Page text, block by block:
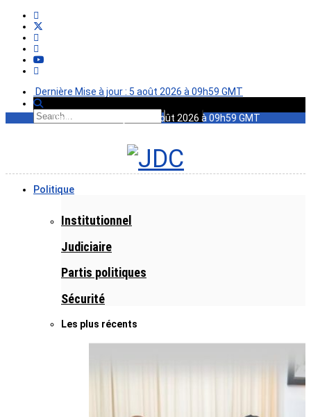
Dernière Mise à jour : 5 août 2026 à 09h59 GMT
Dernière Mise à jour : 5 août 2026 à 09h59 GMT
Politique
Institutionnel
Judiciaire
Partis politiques
Sécurité
Les plus récents